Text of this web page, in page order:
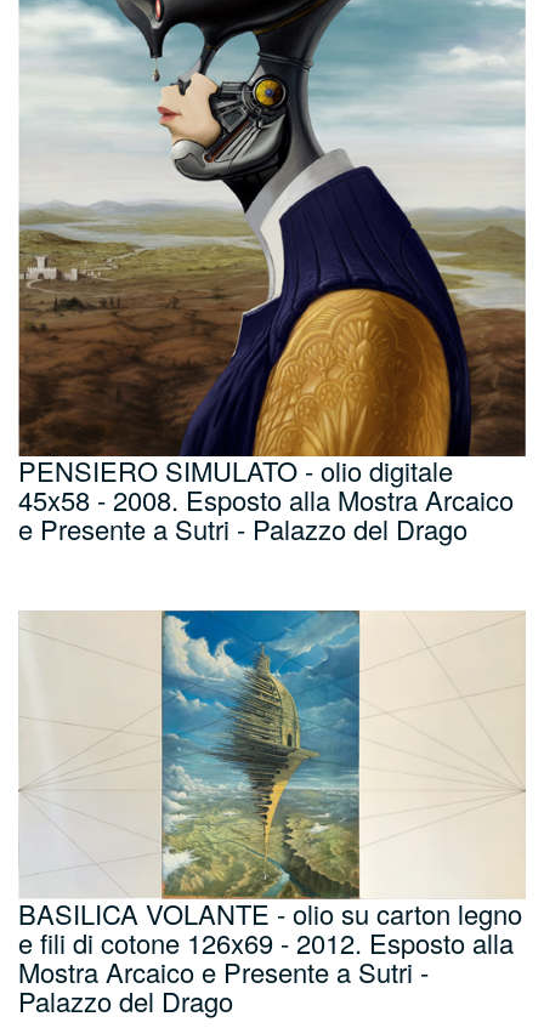
PENSIERO SIMULATO - olio digitale
45x58 - 2008. Esposto alla Mostra Arcaico
e Presente a Sutri - Palazzo del Drago
BASILICA VOLANTE - olio su carton legno
e fili di cotone 126x69 - 2012. Esposto alla
Mostra Arcaico e Presente a Sutri -
Palazzo del Drago